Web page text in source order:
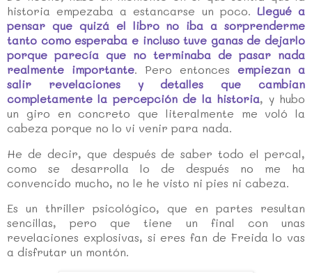
historia empezaba a estancarse un poco. Llegué a
pensar que quizá el libro no iba a sorprenderme
tanto como esperaba e incluso tuve ganas de dejarlo
porque parecía que no terminaba de pasar nada
realmente importante. Pero entonces empiezan a
salir revelaciones y detalles que cambian
completamente la percepción de la historia, y hubo
un giro en concreto que literalmente me voló la
cabeza porque no lo vi venir para nada.
He de decir, que después de saber todo el percal,
como se desarrolla lo de después no me ha
convencido mucho, no le he visto ni pies ni cabeza.
Es un thriller psicológico, que en partes resultan
sencillas, pero que tiene un final con unas
revelaciones explosivas, si eres fan de Freida lo vas
a disfrutar un montón.